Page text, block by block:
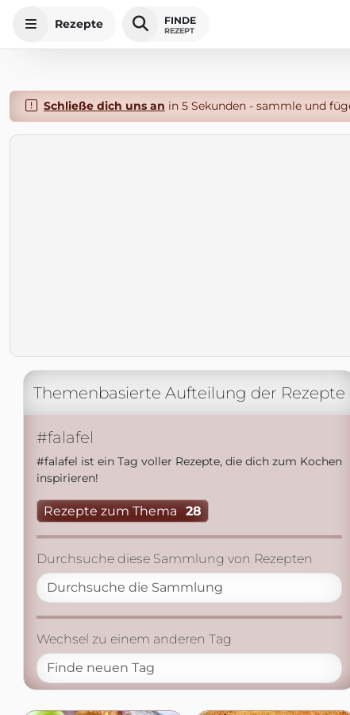
Rezepte FINDE
REZEPT
Schließe dich uns an in 5 Sekunden - sammle und
Themenbasierte Aufteilung der Rezepte
#falafel
#falafel ist ein Tag voller Rezepte, die dich zum Kochen
inspirieren!
Rezepte zum Thema 28
Durchsuche diese Sammlung von Rezepten
Wechsel zu einem anderen Tag